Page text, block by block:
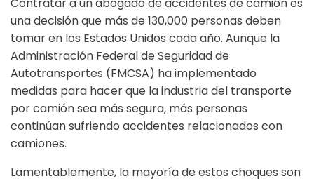
una decisión que más de 130,000 personas deben
tomar en los Estados Unidos cada año. Aunque la
Administración Federal de Seguridad de
Autotransportes (FMCSA) ha implementado
medidas para hacer que la industria del transporte
por camión sea más segura, más personas
continúan sufriendo accidentes relacionados con
camiones.
Lamentablemente, la mayoría de estos choques son